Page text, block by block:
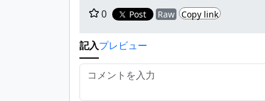
0
Post Raw Copy link
記入プレビュー